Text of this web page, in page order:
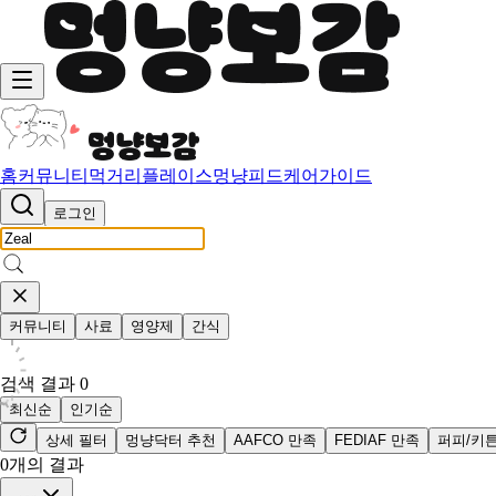
홈커뮤니티 먹거리 플레이스멍냥피드케어가이드
로그인
커뮤니티 사료 영양제 간식
검색 결과 0
최신순
인기순
상세 필터
멍냥닥터 추천 AAFCO 만족 FEDIAF 만족 퍼피/키
0개의 결과